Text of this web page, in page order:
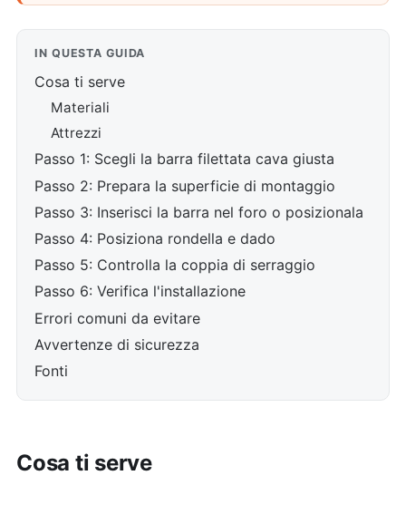
IN QUESTA GUIDA
Cosa ti serve
Materiali
Attrezzi
Passo 1: Scegli la barra filettata cava giusta
Passo 2: Prepara la superficie di montaggio
Passo 3: Inserisci la barra nel foro o posizionala
Passo 4: Posiziona rondella e dado
Passo 5: Controlla la coppia di serraggio
Passo 6: Verifica l'installazione
Errori comuni da evitare
Avvertenze di sicurezza
Fonti
Cosa ti serve